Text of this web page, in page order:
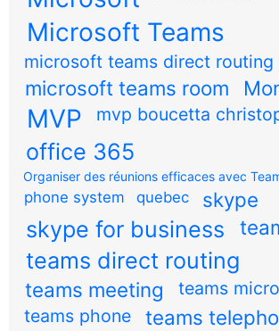
Microsoft Teams
microsoft teams direct routing
microsoft teams room
MVP mvp boucetta
office 365
Organiser des réunions efficaces avec
phone system quebec skype
skype for business
teams direct routing
teams meeting
teams
teams phone
teams